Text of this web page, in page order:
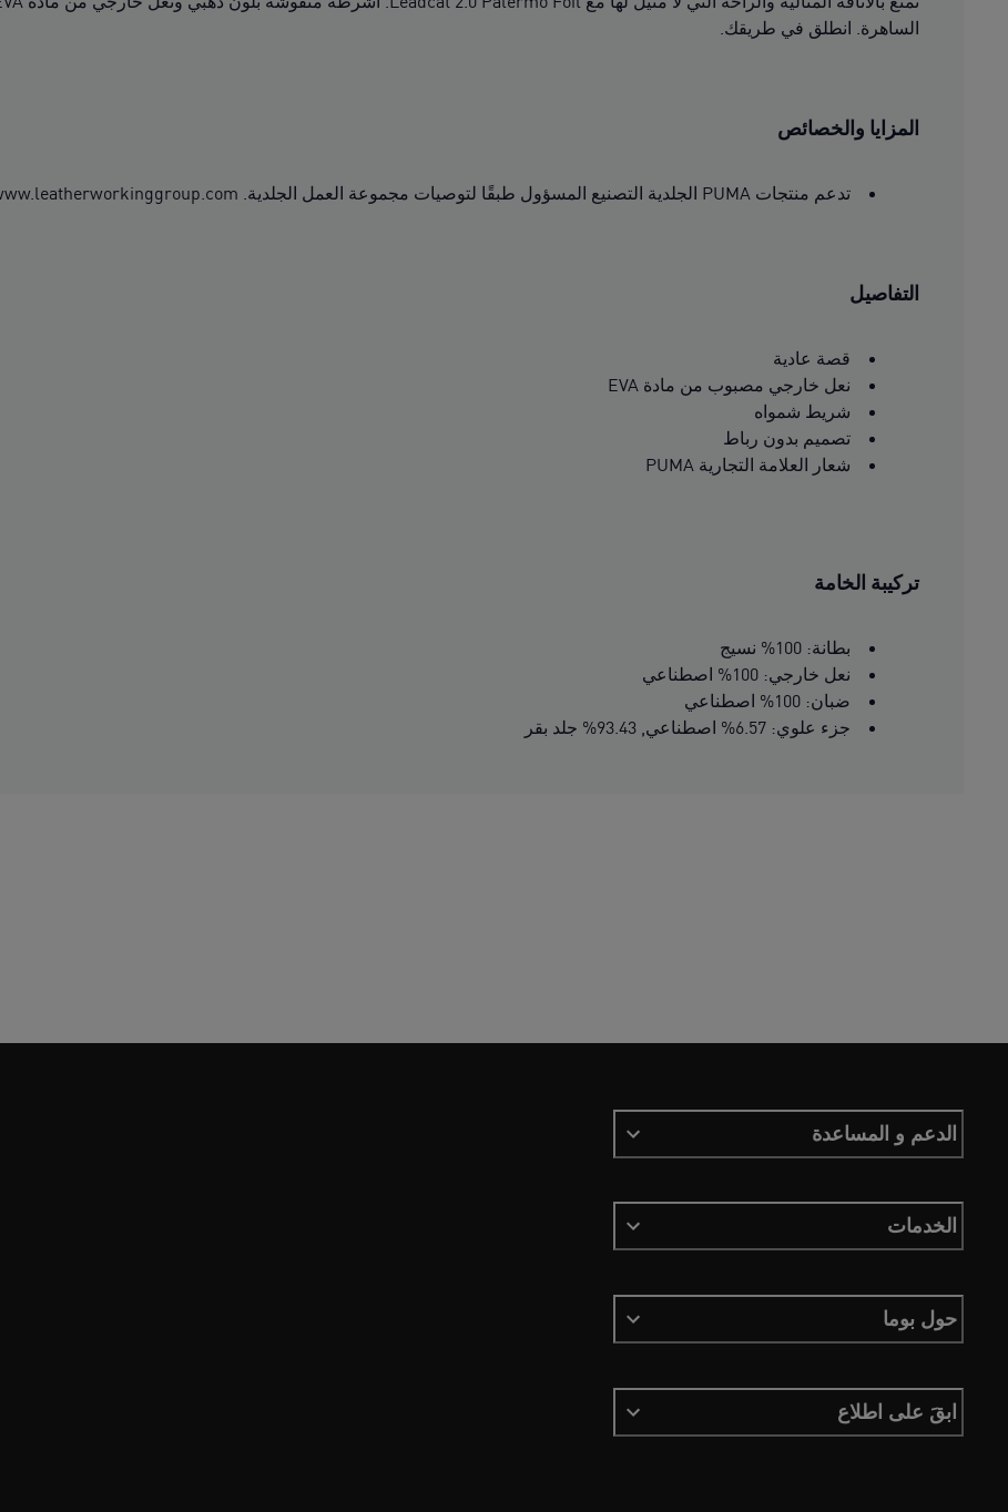
الساهرة. انطلق في طريقك.
المزايا والخصائص
تدعم منتجات PUMA الجلدية التصنيع المسؤول طبقًا لتوصيات مجموعة العمل الجلدية. www.leatherworkinggroup.com
التفاصيل
قصة عادية
نعل خارجي مصبوب من مادة EVA
شريط شمواه
تصميم بدون رباط
شعار العلامة التجارية PUMA
تركيبة الخامة
بطانة: 100% نسيج
نعل خارجي: 100% اصطناعي
ضبان: 100% اصطناعي
جزء علوي: 6.57% اصطناعي, 93.43% جلد بقر
الدعم و المساعدة
الخدمات
حول بوما
ابقَ على اطلاع